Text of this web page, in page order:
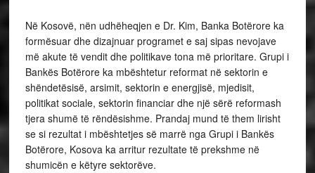
Në Kosovë, nën udhëheqjen e Dr. Kim, Banka Botërore ka
formësuar dhe dizajnuar programet e saj sipas nevojave
më akute të vendit dhe politikave tona më prioritare. Grupi i
Bankës Botërore ka mbështetur reformat në sektorin e
shëndetësisë, arsimit, sektorin e energjisë, mjedisit,
politikat sociale, sektorin financiar dhe një sërë reformash
tjera shumë të rëndësishme. Prandaj mund të them lirisht
se si rezultat i mbështetjes së marrë nga Grupi i Bankës
Botërore, Kosova ka arritur rezultate të prekshme në
shumicën e këtyre sektorëve.